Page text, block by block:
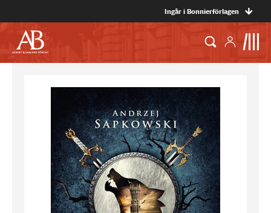
Ingår i Bonnierförlagen